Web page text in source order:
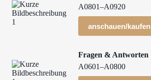
A0801–A0920
anschauen/kaufen
Fragen & Antworten
A0601–A0800